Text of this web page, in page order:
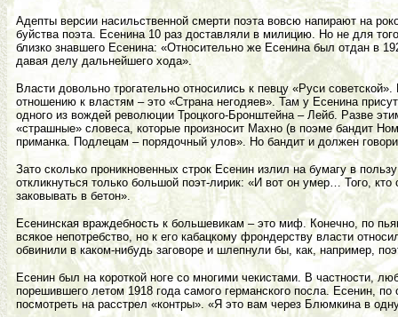
Адепты версии насильственной смерти поэта вовсю напирают на
буйства поэта. Есенина 10 раз доставляли в милицию. Но не для
близко знавшего Есенина: «Относительно же Есенина был отдан в
давая делу дальнейшего хода».
Власти довольно трогательно относились к певцу «Руси
отношению к властям – это «Страна негодяев». Там у Есенина
одного из вождей революции Троцкого-Бронштейна – Лейб. Разве
«страшные» словеса, которые произносит Махно (в поэме бандит
приманка. Подлецам – порядочный улов». Но бандит и должен
Зато сколько проникновенных строк Есенин излил на бумагу в
откликнуться только большой поэт-лирик: «И вот он умер… Того,
заковывать в бетон».
Есенинская враждебность к большевикам – это миф. Конечно, по
всякое непотребство, но к его кабацкому фрондерству власти
обвинили в каком-нибудь заговоре и шлепнули бы, как, например,
Есенин был на короткой ноге со многими чекистами. В частности,
порешившего летом 1918 года самого германского посла. Есенин,
посмотреть на расстрел «контры». «Я это вам через Блюмкина в